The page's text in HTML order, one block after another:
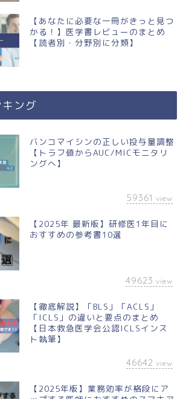
【あなたに必要な一冊がきっと見つ
かる！】医学書レビューのまとめ
【読者別・分野別に分類】
ング
バンコマイシンの正しい投与量調整
【トラフ値からAUC/MICモニタリ
ングへ】
59361 view
【2025年 最新版】研修医1年目に
おすすめの参考書10選
49623 view
【徹底解説】「BLS」「ACLS」
「ICLS」の違いと要点のまとめ
【日本救急医学会公認ICLSインス
ト執筆】
46642 view
【2025年版】業務効率が格段にア